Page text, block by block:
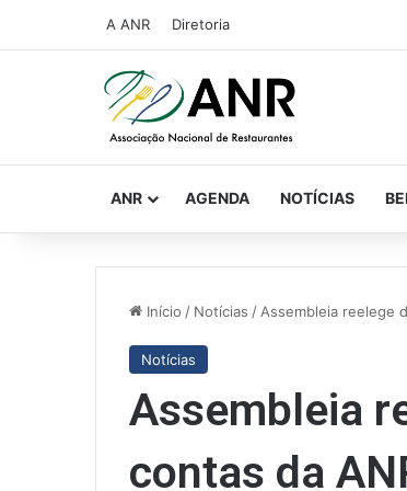
A ANR Diretoria
ANR AGENDA NOTÍCIAS
Início / Notícias / Assembleia reelege
Notícias
Assembleia
contas da